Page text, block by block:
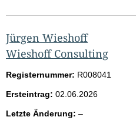
Jürgen Wieshoff
Wieshoff Consulting
Registernummer: R008041
Ersteintrag: 02.06.2026
Letzte Änderung: –l